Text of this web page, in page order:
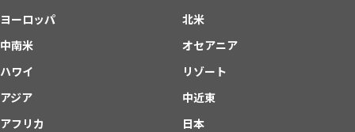
ヨーロッパ
北米
中南米
オセアニア
ハワイ
リゾート
アジア
中近東
アフリカ
日本